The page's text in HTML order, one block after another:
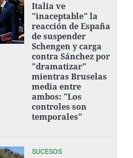
Italia ve
"inaceptable" la
reacción de España
de suspender
Schengen y carga
contra Sánchez por
"dramatizar"
mientras Bruselas
media entre
ambos: "Los
controles son
temporales"
SUCESOS